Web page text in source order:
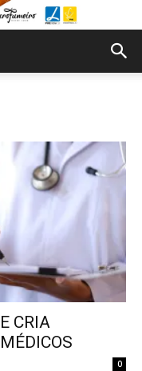
CRIA
0